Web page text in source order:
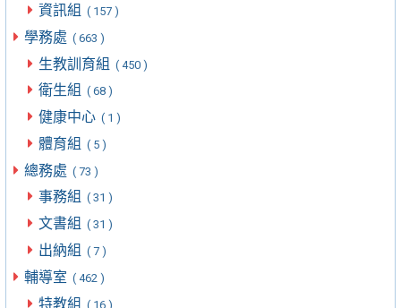
資訊組 ( 157 )
學務處 ( 663 )
生教訓育組 ( 450 )
衛生組 ( 68 )
健康中心 ( 1 )
體育組 ( 5 )
總務處 ( 73 )
事務組 ( 31 )
文書組 ( 31 )
出納組 ( 7 )
輔導室 ( 462 )
特教組 ( 16 )